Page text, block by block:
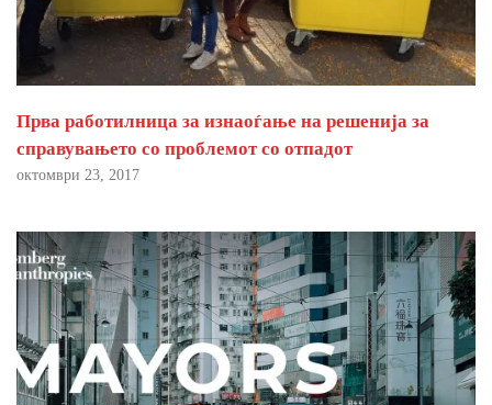
Прва работилница за изнаоѓање на решенија за
справувањето со проблемот со отпадот
октомври 23, 2017